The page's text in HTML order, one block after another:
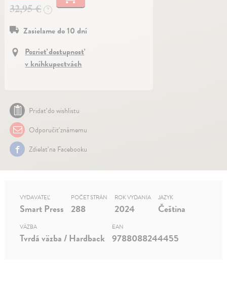
32,95 €
?
Zasielame do 10 dní
Pozrieť dostupnosť
v kníhkupectvách
Pridať do wishlistu
Odporučiť známemu
Zdielať na Facebooku
VYDAVATEĽ
Smart Press
POČET STRÁN
288
ROK VYDANIA
2024
JAZYK
Čeština
VÄZBA
Tvrdá väzba / Hardback
EAN
9788088244455